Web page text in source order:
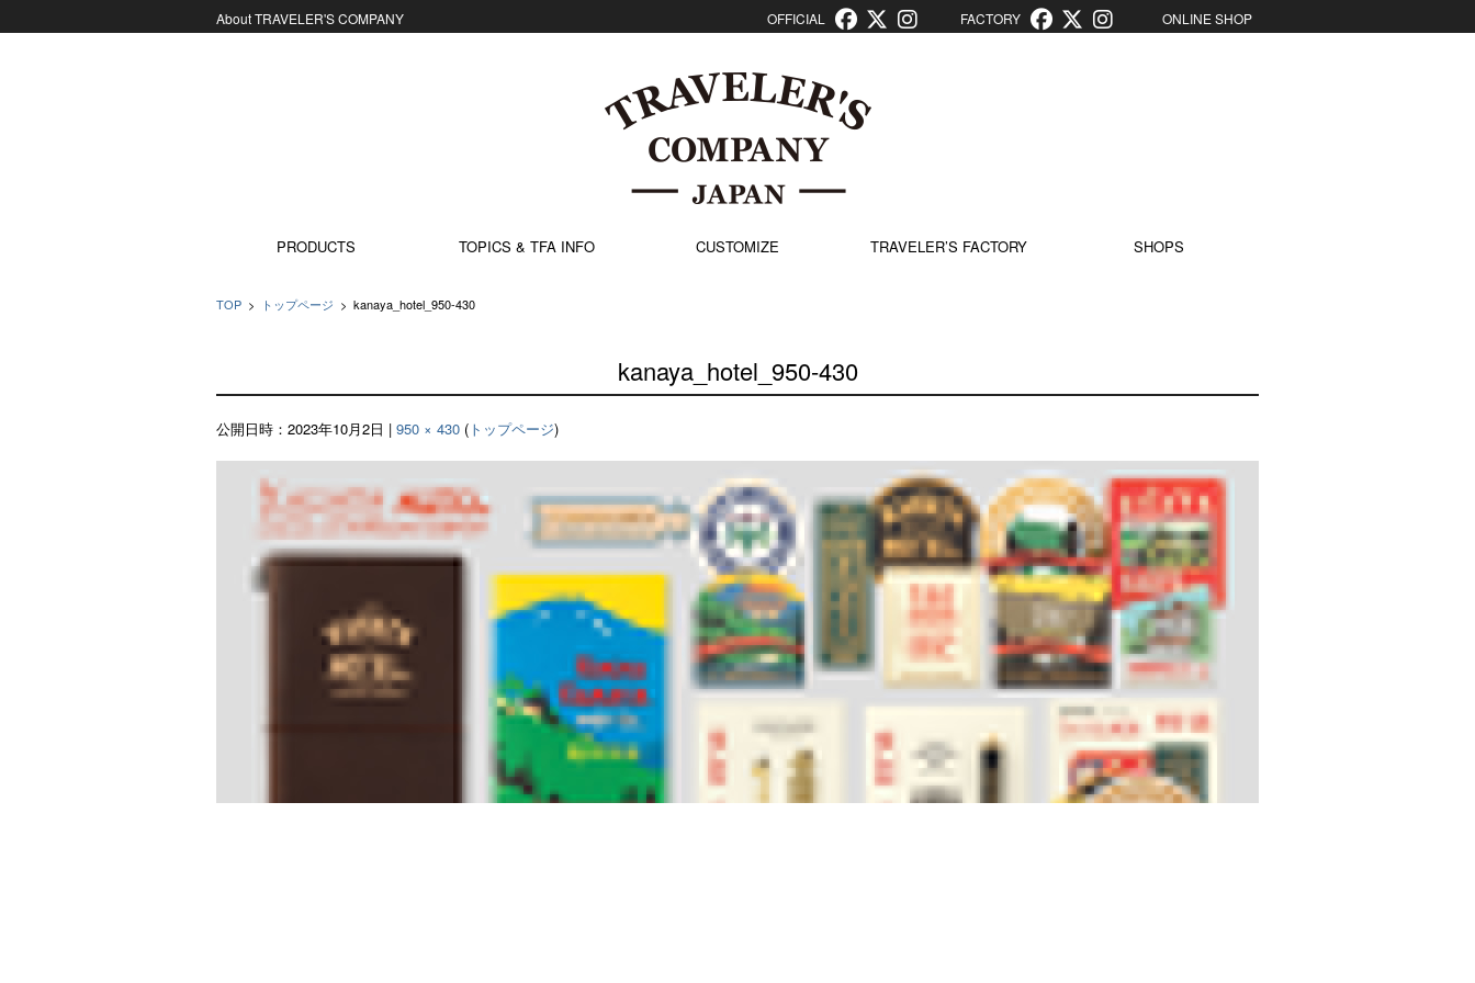
About TRAVELER'S COMPANY OFFICIAL FACTORY ONLINE SHOP
PRODUCTS
TOPICS & TFA INFO CUSTOMIZE TRAVELER’S FACTORY SHOPS
TOP > トップページ > kanaya_hotel_950-430
kanaya_hotel_950-430
公開日時： 2023年10月2日 | 950 × 430 ( トップページ)